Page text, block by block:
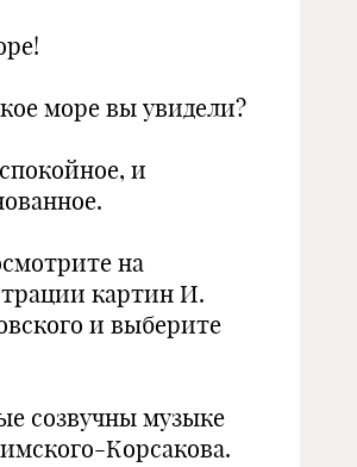
море вы увидели?
и
на
картин И.
и выберите
созвучны музыке
Корсакова.